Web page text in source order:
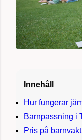
Innehåll
Hur fungerar
Barnpassning i
Pris på barnvakt